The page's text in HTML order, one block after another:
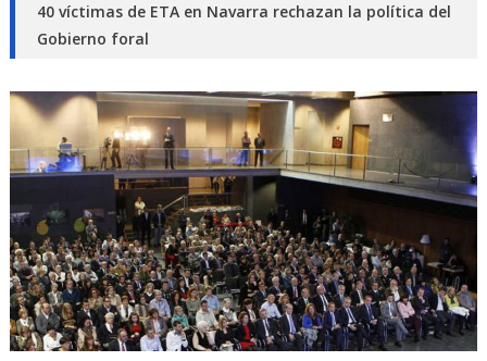
40 víctimas de ETA en Navarra rechazan la política del
Gobierno foral